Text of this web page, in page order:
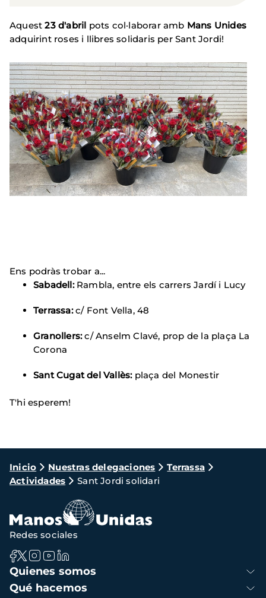
Aquest 23 d'abril pots col·laborar amb Mans Unides
adquirint roses i llibres solidaris per Sant Jordi!
Ens podràs trobar a...
Sabadell:Rambla, entre els carrers Jardí i Lucy
Terrassa:c/ Font Vella, 48
Granollers:c/ Anselm Clavé, prop de la plaça La
Corona
Sant Cugat del Vallès: plaça del Monestir
T'hi esperem!
Ruta
de
navegación
Inicio Nuestras delegaciones
Terrassa
Actividades
Sant Jordi solidari
Navegación
principal
Quienes somos
Qué hacemos
Redes sociales